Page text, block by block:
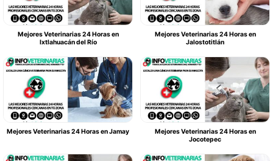
Mejores Veterinarias 24 Horas en
Ixtlahuacán del Río
Mejores Veterinarias 24 Horas en
Jalostotitlán
Mejores Veterinarias 24 Horas en Jamay
Mejores Veterinarias 24 Horas en
Jocotepec